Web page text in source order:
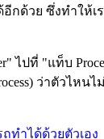
กด้วย ซึ่งทำให้เ
ไปที่ "แท็บ
ว่าตัวไหนไ